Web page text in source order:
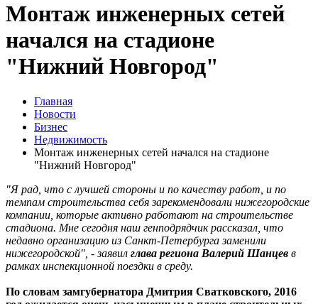
Монтаж инженерных сетей
начался на стадионе
"Нижний Новгород"
Главная
Новости
Бизнес
Недвижимость
Монтаж инженерных сетей начался на стадионе
"Нижний Новгород"
"Я рад, что с лучшей стороны и по качеству работ, и по
темпам строительства себя зарекомендовали нижегородские
компании, которые активно работают на строительстве
стадиона. Мне сегодня наш генподрядчик рассказал, что
недавно организацию из Санкт-Петербурга заменили
нижегородской", - заявил глава региона Валерий Шанцев в
рамках инспекционной поездки в среду.
По словам замгубернатора Дмитрия Сватковского, 2016